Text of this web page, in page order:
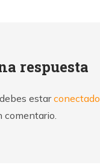
respuesta
estarconectado
comentario.